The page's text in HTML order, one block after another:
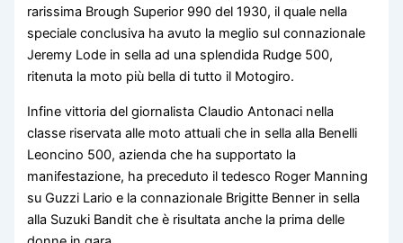
rarissima Brough Superior 990 del 1930, il quale nella
speciale conclusiva ha avuto la meglio sul connazionale
Jeremy Lode in sella ad una splendida Rudge 500,
ritenuta la moto più bella di tutto il Motogiro.
Infine vittoria del giornalista Claudio Antonaci nella
classe riservata alle moto attuali che in sella alla Benelli
Leoncino 500, azienda che ha supportato la
manifestazione, ha preceduto il tedesco Roger Manning
su Guzzi Lario e la connazionale Brigitte Benner in sella
alla Suzuki Bandit che è risultata anche la prima delle